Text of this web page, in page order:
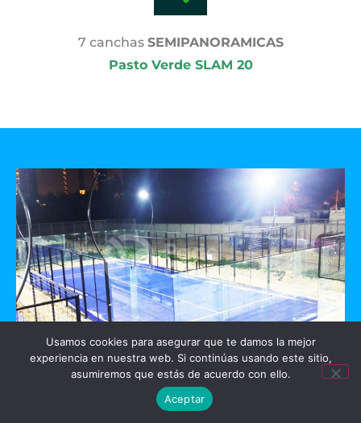
7 canchas SEMIPANORAMICAS
Pasto Verde SLAM 20
GO PADEL
Usamos cookies para asegurar que te damos la mejor
experiencia en nuestra web. Si continúas usando este sitio,
asumiremos que estás de acuerdo con ello.
Aceptar